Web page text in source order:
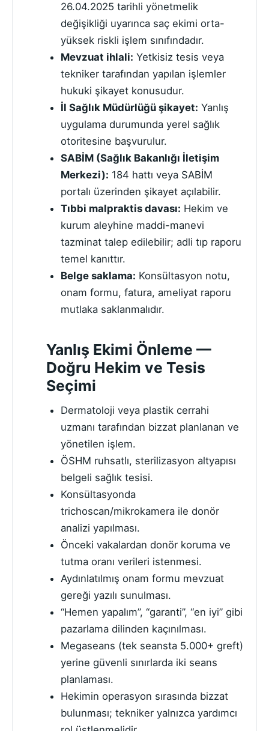
26.04.2025 tarihli yönetmelik
değişikliği uyarınca saç ekimi orta-
yüksek riskli işlem sınıfındadır.
Mevzuat ihlali: Yetkisiz tesis veya
tekniker tarafından yapılan işlemler
hukuki şikayet konusudur.
İl Sağlık Müdürlüğü şikayet: Yanlış
uygulama durumunda yerel sağlık
otoritesine başvurulur.
SABİM (Sağlık Bakanlığı İletişim
Merkezi): 184 hattı veya SABİM
portalı üzerinden şikayet açılabilir.
Tıbbi malpraktis davası: Hekim ve
kurum aleyhine maddi-manevi
tazminat talep edilebilir; adli tıp raporu
temel kanıttır.
Belge saklama: Konsültasyon notu,
onam formu, fatura, ameliyat raporu
mutlaka saklanmalıdır.
Yanlış Ekimi Önleme —
Doğru Hekim ve Tesis
Seçimi
Dermatoloji veya plastik cerrahi
uzmanı tarafından bizzat planlanan ve
yönetilen işlem.
ÖSHM ruhsatlı, sterilizasyon altyapısı
belgeli sağlık tesisi.
Konsültasyonda
trichoscan/mikrokamera ile donör
analizi yapılması.
Önceki vakalardan donör koruma ve
tutma oranı verileri istenmesi.
Aydınlatılmış onam formu mevzuat
gereği yazılı sunulması.
“Hemen yapalım”, “garanti”, “en iyi” gibi
pazarlama dilinden kaçınılması.
Megaseans (tek seansta 5.000+ greft)
yerine güvenli sınırlarda iki seans
planlaması.
Hekimin operasyon sırasında bizzat
bulunması; tekniker yalnızca yardımcı